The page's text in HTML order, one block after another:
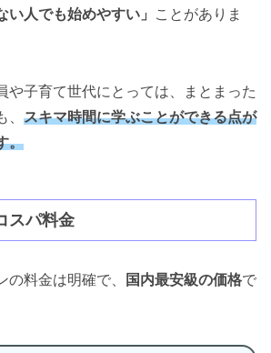
い人でも始めやすい」
ことがありま
や子育て世代にとっては、まとまった
スキマ時間に学ぶことができる点が
。
スパ料金
の料金は明確で、 国内最安級の価格で